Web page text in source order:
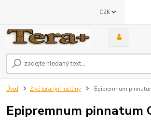
CZK
Úvod Živé terarijní rostliny Epipremnum
Epipremnum pinnatum